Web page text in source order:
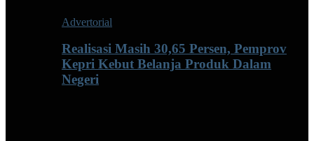
Advertorial
Realisasi Masih 30,65 Persen, Pemprov
Kepri Kebut Belanja Produk Dalam
Negeri